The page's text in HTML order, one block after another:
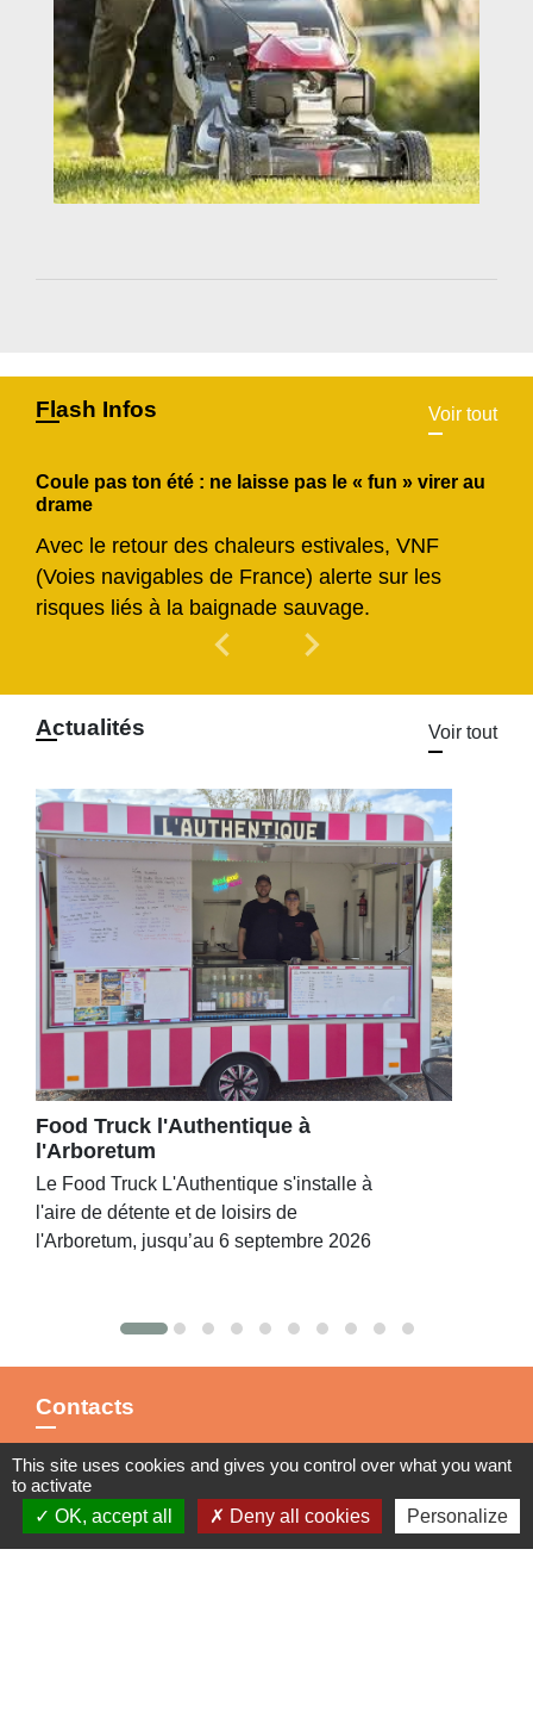
Flash Infos Voir tout
Coule pas ton été : ne laisse pas le « fun » virer au
drame
Avec le retour des chaleurs estivales, VNF
(Voies navigables de France) alerte sur les
risques liés à la baignade sauvage.
chevron_left Previous
chevron_right
Actualités Voir tout
Food Truck l'Authentique à
l'Arboretum
Le Food Truck L'Authentique s'installe à
l'aire de détente et de loisirs de
l'Arboretum, jusqu’au 6 septembre 2026
Contacts
Commune de St Nicolas de Port
4bis place de la République
54210 Saint-Nicolas-de-Port - FRANCE
+33 3 83 48 15 15
This site uses cookies and gives you control over what you want
to activate
OK, accept all
Deny all cookies Personalize